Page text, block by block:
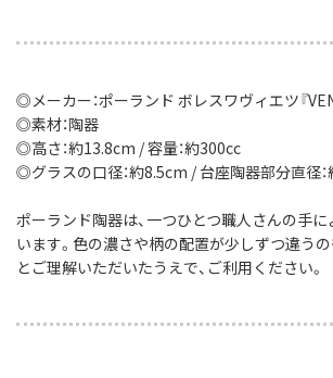
◎メーカー：ポーランド ボレスワヴィエツ『
◎素材：陶器
◎高さ：約13.8cm / 容量：約300cc
◎グラスの口径：約8.5cm / 台座陶器部分直径
ポーランド陶器は、一つひとつ職人さんの手
います。色の濃さや柄の配置が少しずつ違う
とご理解いただいたうえで、ご利用ください。